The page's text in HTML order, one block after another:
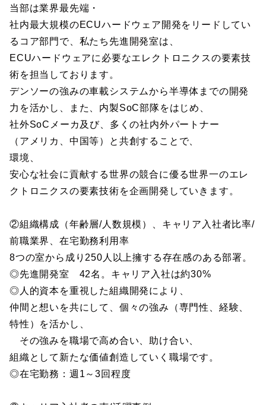
当部は業界最先端・
社内最大規模のECUハードウェア開発をリードしてい
るコア部門で、私たち先進開発室は、
ECUハードウェアに必要なエレクトロニクスの要素技
術を担当しております。
デンソーの強みの車載システムから半導体までの開発
力を活かし、また、内製SoC部隊をはじめ、
社外SoCメーカ及び、多くの社内外パートナー
（アメリカ、中国等）と共創することで、
環境、
安心な社会に貢献する世界の競合に優る世界一のエレ
クトロニクスの要素技術を企画開発していきます。
②組織構成（年齢層/人数規模）、キャリア入社者比率/
前職業界、在宅勤務利用率
8つの室から成り250人以上擁する存在感のある部署。
◎先進開発室 42名。キャリア入社は約30%
◎人的資本を重視した組織開発により、
仲間と想いを共にして、個々の強み（専門性、経験、
特性）を活かし、
その強みを職場で高め合い、助け合い、
組織として新たな価値創造していく職場です。
◎在宅勤務：週1～3回程度